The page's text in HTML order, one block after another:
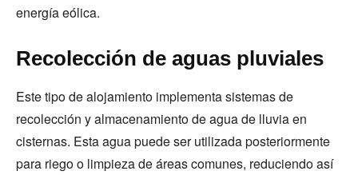
energía eólica.
Recolección de aguas pluviales
Este tipo de alojamiento implementa sistemas de
recolección y almacenamiento de agua de lluvia en
cisternas. Esta agua puede ser utilizada posteriormente
para riego o limpieza de áreas comunes, reduciendo así